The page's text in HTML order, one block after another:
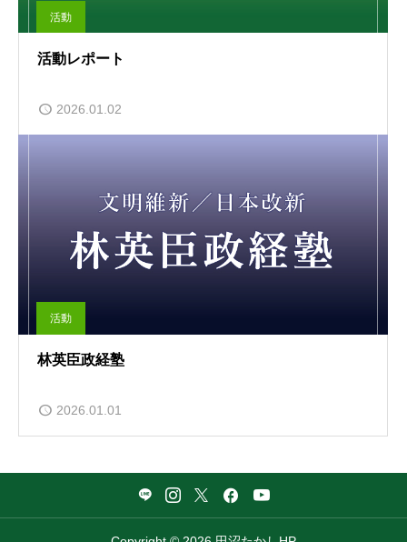
活動
活動レポート
2026.01.02
活動
林英臣政経塾
2026.01.01